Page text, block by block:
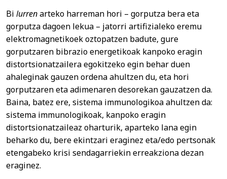
Bi lurrenarteko harreman hori – gorputza bera eta
gorputza dagoen lekua – jatorri artifizialeko eremu
elektromagnetikoek oztopatzen badute, gure
gorputzaren bibrazio energetikoak kanpoko eragin
distortsionatzailera egokitzeko egin behar duen
ahaleginak gauzen ordena ahultzen du, eta hori
gorputzaren eta adimenaren desorekan gauzatzen da.
Baina, batez ere, sistema immunologikoa ahultzen da:
sistema immunologikoak, kanpoko eragin
distortsionatzaileaz oharturik, aparteko lana egin
beharko du, bere ekintzari eraginez eta/edo pertsonak
etengabeko krisi sendagarriekin erreakziona dezan
eraginez.